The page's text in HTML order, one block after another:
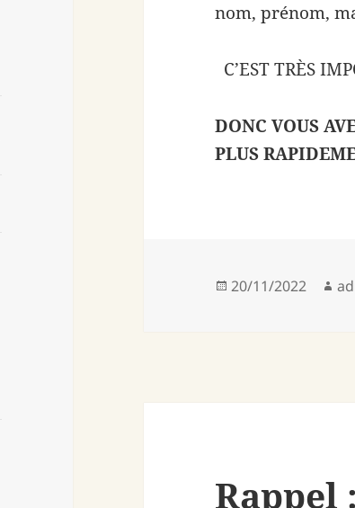
nom, prénom,
C’EST TRÈS
DONC VOUS
PLUS
Publié
20/11/2022
Rappel